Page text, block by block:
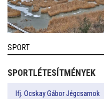
SPORT
SPORTLÉTESÍTMÉNYEK
Ifj. Ocskay Gábor Jégcsarnok